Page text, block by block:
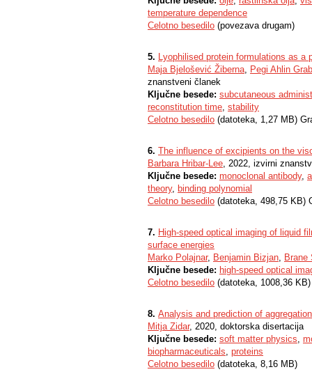
temperature dependence
Celotno besedilo (povezava drugam)
5. Lyophilised protein formulations as a
Maja Bjelošević Žiberna, Pegi Ahlin
znanstveni članek
Ključne besede: subcutaneous
reconstitution time, stability
Celotno besedilo (datoteka, 1,27 MB)
6. The influence of excipients on the
Barbara Hribar-Lee, 2022, izvirni
Ključne besede: monoclonal antibody,
theory, binding polynomial
Celotno besedilo (datoteka, 498,75 KB)
7. High-speed optical imaging of liquid
surface energies
Marko Polajnar, Benjamin Bizjan, Brane
Ključne besede: high-speed optical
Celotno besedilo (datoteka, 1008,36
8. Analysis and prediction of
Mitja Zidar, 2020, doktorska disertacija
Ključne besede: soft matter physics,
biopharmaceuticals, proteins
Celotno besedilo (datoteka, 8,16 MB)